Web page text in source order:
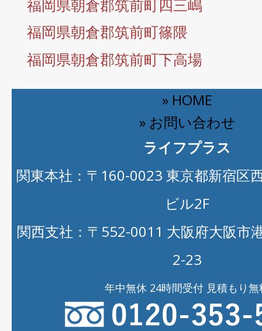
福岡県朝倉郡筑前町四三嶋
福岡県朝倉郡筑前町篠隈
福岡県朝倉郡筑前町下高場
» HOME
» お問い合わせ
ライフプラス
関東本社：〒160-0023 東京都新宿区
ビル2F
関西支社：〒552-0011 大阪府大阪市
2-23
年中無休 24時間受付 見積もり無